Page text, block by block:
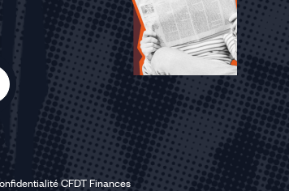
CFDT Finances